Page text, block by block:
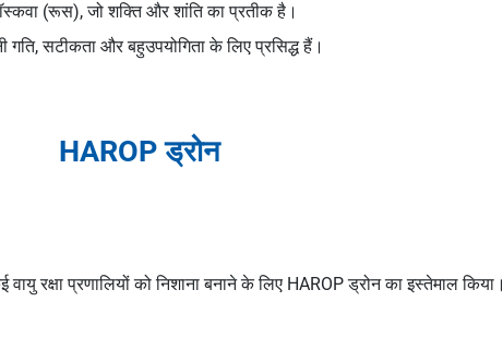
(रूस), जो शक्ति और शांति का प्रतीक है।
सटीकता और बहुउपयोगिता के लिए प्रसिद्ध हैं।
HAROP ड्रोन
वायु रक्षा प्रणालियों को निशाना बनाने के लिए HAROP ड्रोन का इस्तेमाल किया।